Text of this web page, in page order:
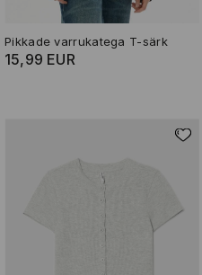
Pikkade varrukatega T-särk
15,99 EUR